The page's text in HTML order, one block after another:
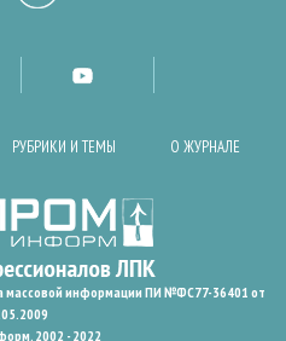
РУБРИКИ И ТЕМЫ О ЖУРНАЛЕ
массовой информации ПИ №ФС77-36401 от
2002 - 2022